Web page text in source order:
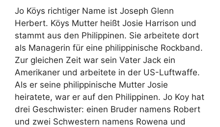
Jo Köys richtiger Name ist Joseph Glenn
Herbert. Köys Mutter heißt Josie Harrison und
stammt aus den Philippinen. Sie arbeitete dort
als Managerin für eine philippinische Rockband.
Zur gleichen Zeit war sein Vater Jack ein
Amerikaner und arbeitete in der US-Luftwaffe.
Als er seine philippinische Mutter Josie
heiratete, war er auf den Philippinen. Jo Koy hat
drei Geschwister: einen Bruder namens Robert
und zwei Schwestern namens Rowena und